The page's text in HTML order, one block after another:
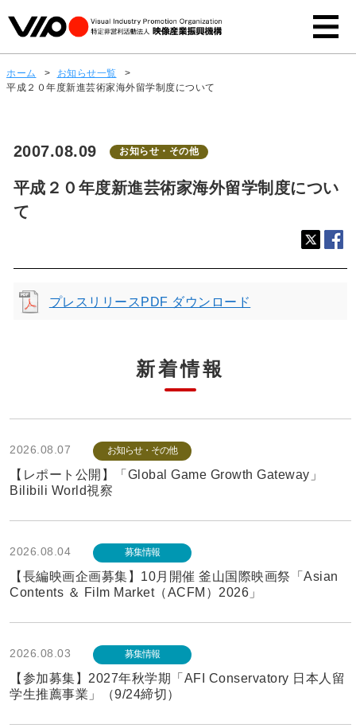
ホーム > お知らせ一覧
>
平成２０年度新進芸術家海外留学制度について
2007.08.09 お知らせ・その他
平成２０年度新進芸術家海外留学制度につい
て
プレスリリースPDF ダウンロード
新着情報
2026.08.07 お知らせ・その他
【レポート公開】「Global Game Growth Gateway」
Bilibili World視察
2026.08.04 募集情報
【長編映画企画募集】10月開催 釜山国際映画祭「Asian
Contents ＆ Film Market（ACFM）2026」
2026.08.03 募集情報
【参加募集】2027年秋学期「AFI Conservatory 日本人留
学生推薦事業」（9/24締切）